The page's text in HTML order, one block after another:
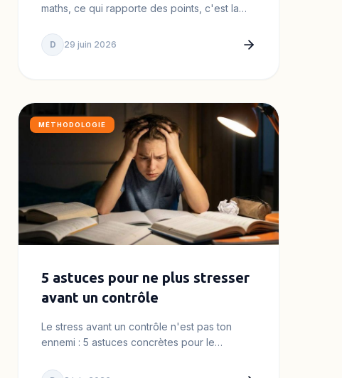
maths, ce qui rapporte des points, c'est la
D 29 juin 2026
MÉTHODOLOGIE
5 astuces pour ne plus stresser
avant un contrôle
Le stress avant un contrôle n'est pas ton
ennemi : 5 astuces concrètes pour le